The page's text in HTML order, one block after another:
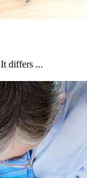
differs ...